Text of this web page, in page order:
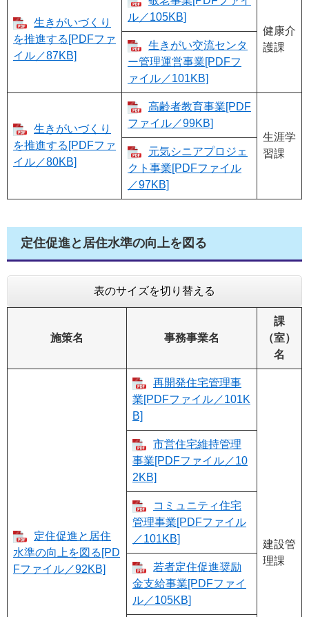
生きがいづくり
を推進する[PDFファ
イル／87KB]
ル／105KB]
健康介
護課
生きがい交流センタ
ー管理運営事業[PDFフ
ァイル／101KB]
生きがいづくり
を推進する[PDFファ
イル／80KB]
高齢者教育事業[PDF
ファイル／99KB]
生涯学
習課
元気シニアプロジェ
クト事業[PDFファイル
／97KB]
定住促進と居住水準の向上を図る
表のサイズを切り替える
施策名 事務事業名
課
（室）
名
定住促進と居住
水準の向上を図る[PD
Fファイル／92KB]
再開発住宅管理事
業[PDFファイル／101K
B]
建設管
理課
市営住宅維持管理
事業[PDFファイル／10
2KB]
コミュニティ住宅
管理事業[PDFファイル
／101KB]
若者定住促進奨励
金支給事業[PDFファイ
ル／105KB]